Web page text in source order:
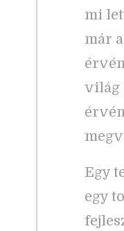
mi
már
világ
Egy
egy